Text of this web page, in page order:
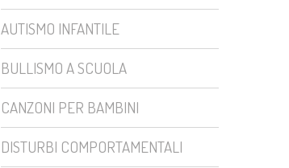
AUTISMO INFANTILE
BULLISMO A SCUOLA
CANZONI PER BAMBINI
DISTURBI COMPORTAMENTALI